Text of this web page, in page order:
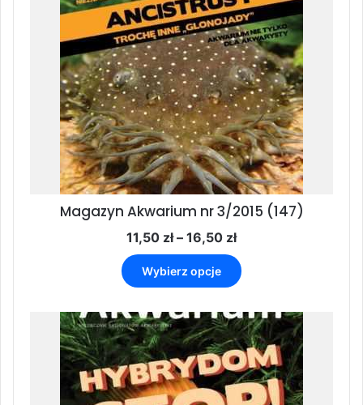
Magazyn Akwarium nr 3/2015 (147)
11,50 zł – 16,50 złZakres
od
11,50 zł
16,50 zł
Wybierz opcje
produkt
wiele
wariantów.
Opcje
można
wybrać
na